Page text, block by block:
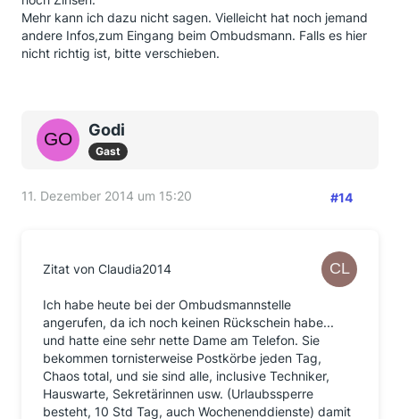
Mehr kann ich dazu nicht sagen. Vielleicht hat noch jemand
andere Infos,zum Eingang beim Ombudsmann. Falls es hier
nicht richtig ist, bitte verschieben.
Godi
Gast
11. Dezember 2014 um 15:20 #14
Zitat von Claudia2014
Ich habe heute bei der Ombudsmannstelle
angerufen, da ich noch keinen Rückschein habe...
und hatte eine sehr nette Dame am Telefon. Sie
bekommen tornisterweise Postkörbe jeden Tag,
Chaos total, und sie sind alle, inclusive Techniker,
Hauswarte, Sekretärinnen usw. (Urlaubssperre
besteht, 10 Std Tag, auch Wochenenddienste) damit